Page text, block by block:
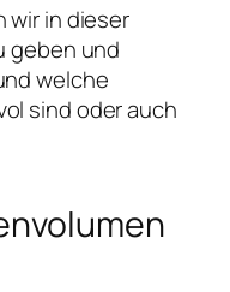
wir in dieser
geben und
welche
sind oder auch